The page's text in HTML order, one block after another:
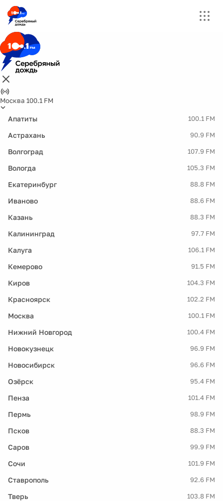
Москва 100.1 FM
Апатиты 100.1 FM
Астрахань 90.9 FM
Волгоград 107.9 FM
Вологда 105.3 FM
Екатеринбург 88.8 FM
Иваново 88.6 FM
Казань 88.3 FM
Калининград 97.7 FM
Калуга 106.1 FM
Кемерово 91.5 FM
Киров 104.3 FM
Красноярск 102.2 FM
Москва 100.1 FM
Нижний Новгород 100.4 FM
Новокузнецк 96.9 FM
Новосибирск 96.6 FM
Озёрск 95.4 FM
Пенза 101.4 FM
Пермь 98.9 FM
Псков 88.3 FM
Саров 99.9 FM
Сочи 101.9 FM
Ставрополь 92.6 FM
Тверь 103.8 FM